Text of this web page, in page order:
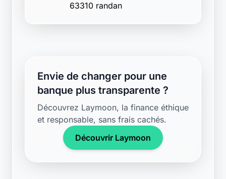
63310 randan
Envie de changer pour une
banque plus transparente ?
Découvrez Laymoon, la finance éthique
et responsable, sans frais cachés.
Découvrir Laymoon